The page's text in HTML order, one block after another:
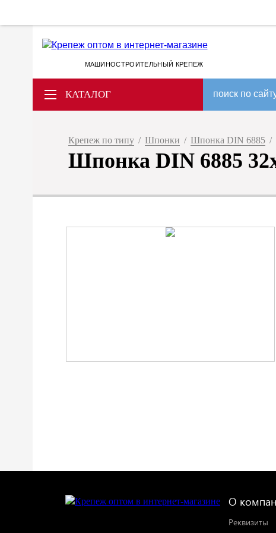
МАШИНОСТРОИТЕЛЬНЫЙ КРЕПЕЖ
КАТАЛОГ поиск по
Крепеж по типу / Шпонки / Шпонка DIN 6885 /
Шпонка DIN 6885
О
Реквизиты